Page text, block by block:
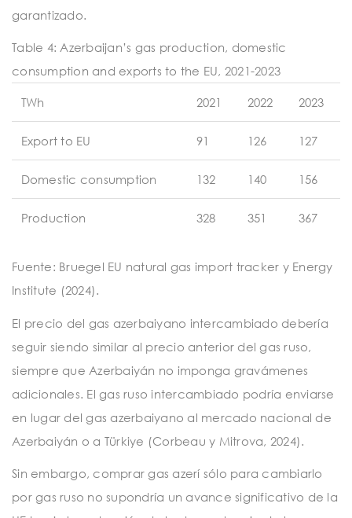
garantizado.
Table 4: Azerbaijan’s gas production, domestic
consumption and exports to the EU, 2021-2023
TWh 2021 2022 2023
Export to EU 91 126 127
Domestic consumption 132 140 156
Production 328 351 367
Fuente: Bruegel EU natural gas import tracker y Energy
Institute (2024).
El precio del gas azerbaiyano intercambiado debería
seguir siendo similar al precio anterior del gas ruso,
siempre que Azerbaiyán no imponga gravámenes
adicionales. El gas ruso intercambiado podría enviarse
en lugar del gas azerbaiyano al mercado nacional de
Azerbaiyán o a Türkiye (Corbeau y Mitrova, 2024).
Sin embargo, comprar gas azerí sólo para cambiarlo
por gas ruso no supondría un avance significativo de la